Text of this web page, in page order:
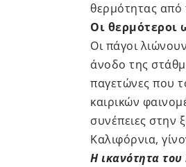
θερμότητας
Οι θερμότεροι
Οι πάγοι
άνοδο της
παγετώνες που
καιρικών
συνέπειες στην
Καλιφόρνια,
Η ικανότητα